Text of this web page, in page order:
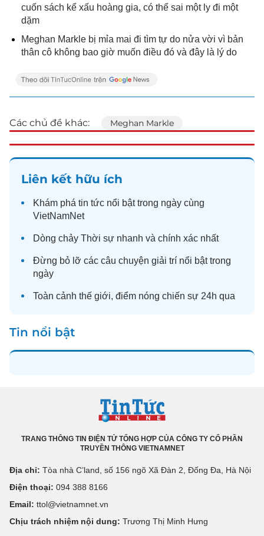
cuốn sách kể xấu hoàng gia, có thể sai một ly đi một
dặm
Meghan Markle bị mỉa mai đi tìm tự do nửa vời vì bản
thân cô không bao giờ muốn điều đó và đây là lý do
Các chủ đề khác: Meghan Markle
Liên kết hữu ích
Khám phá tin tức nổi bật trong ngày cùng
VietNamNet
Dòng chảy Thời sự nhanh và chính xác nhất
Đừng bỏ lỡ các câu chuyện giải trí nổi bật trong
ngày
Toàn cảnh thế giới, điểm nóng chiến sự 24h qua
Tin nổi bật
TRANG THÔNG TIN ĐIỆN TỬ TỔNG HỢP CỦA CÔNG TY CỔ PHẦN
TRUYỀN THÔNG VIETNAMNET
Địa chỉ: Tòa nhà C’land, số 156 ngõ Xã Đàn 2, Đống Đa, Hà Nội
Điện thoại: 094 388 8166
Email: ttol@vietnamnet.vn
Chịu trách nhiệm nội dung: Trương Thị Minh Hưng